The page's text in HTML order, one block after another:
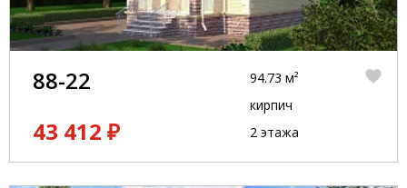
88-22
43 412 ₽
94.73 м²
кирпич
2 этажа